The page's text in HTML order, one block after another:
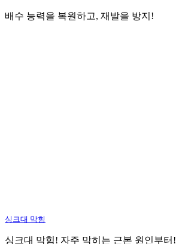
배수 능력을 복원하고, 재발을 방지!
싱크대 막힘
싱크대 막힘! 자주 막히는 근본 원인부터!